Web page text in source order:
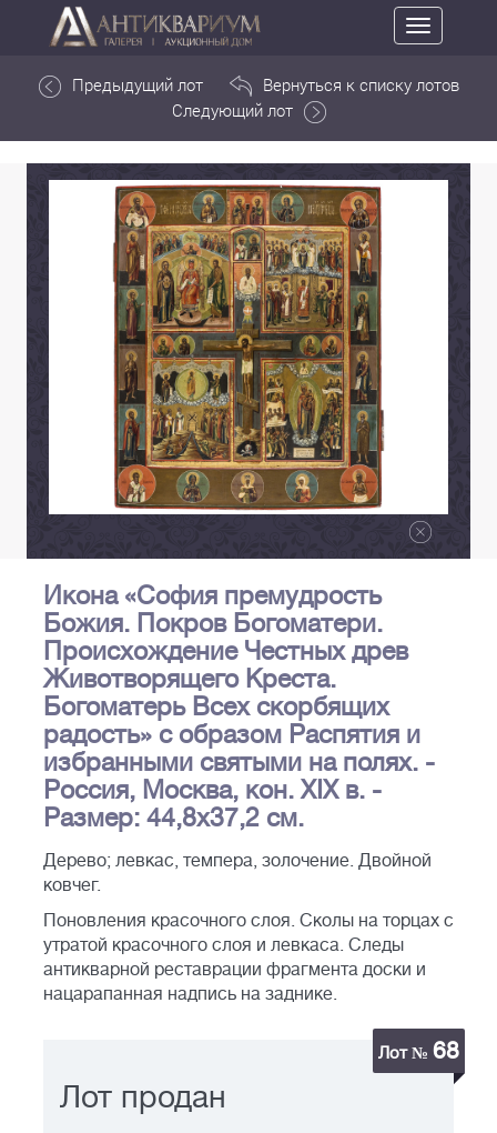
Toggle
navigation
Предыдущий лот
Вернуться к списку лотов
Следующий лот
Икона «София премудрость
Божия. Покров Богоматери.
Происхождение Честных древ
Животворящего Креста.
Богоматерь Всех скорбящих
радость» с образом Распятия и
избранными святыми на полях. -
Россия, Москва, кон. XIX в. -
Размер: 44,8х37,2 см.
Дерево; левкас, темпера, золочение. Двойной
ковчег.
Поновления красочного слоя. Сколы на торцах с
утратой красочного слоя и левкаса. Следы
антикварной реставрации фрагмента доски и
нацарапанная надпись на заднике.
Лот № 68
Лот продан